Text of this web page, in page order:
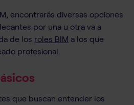
encontrarás diversas opciones
por una u otra va a
de los roles BIM a los que
profesional.
que buscan entender los